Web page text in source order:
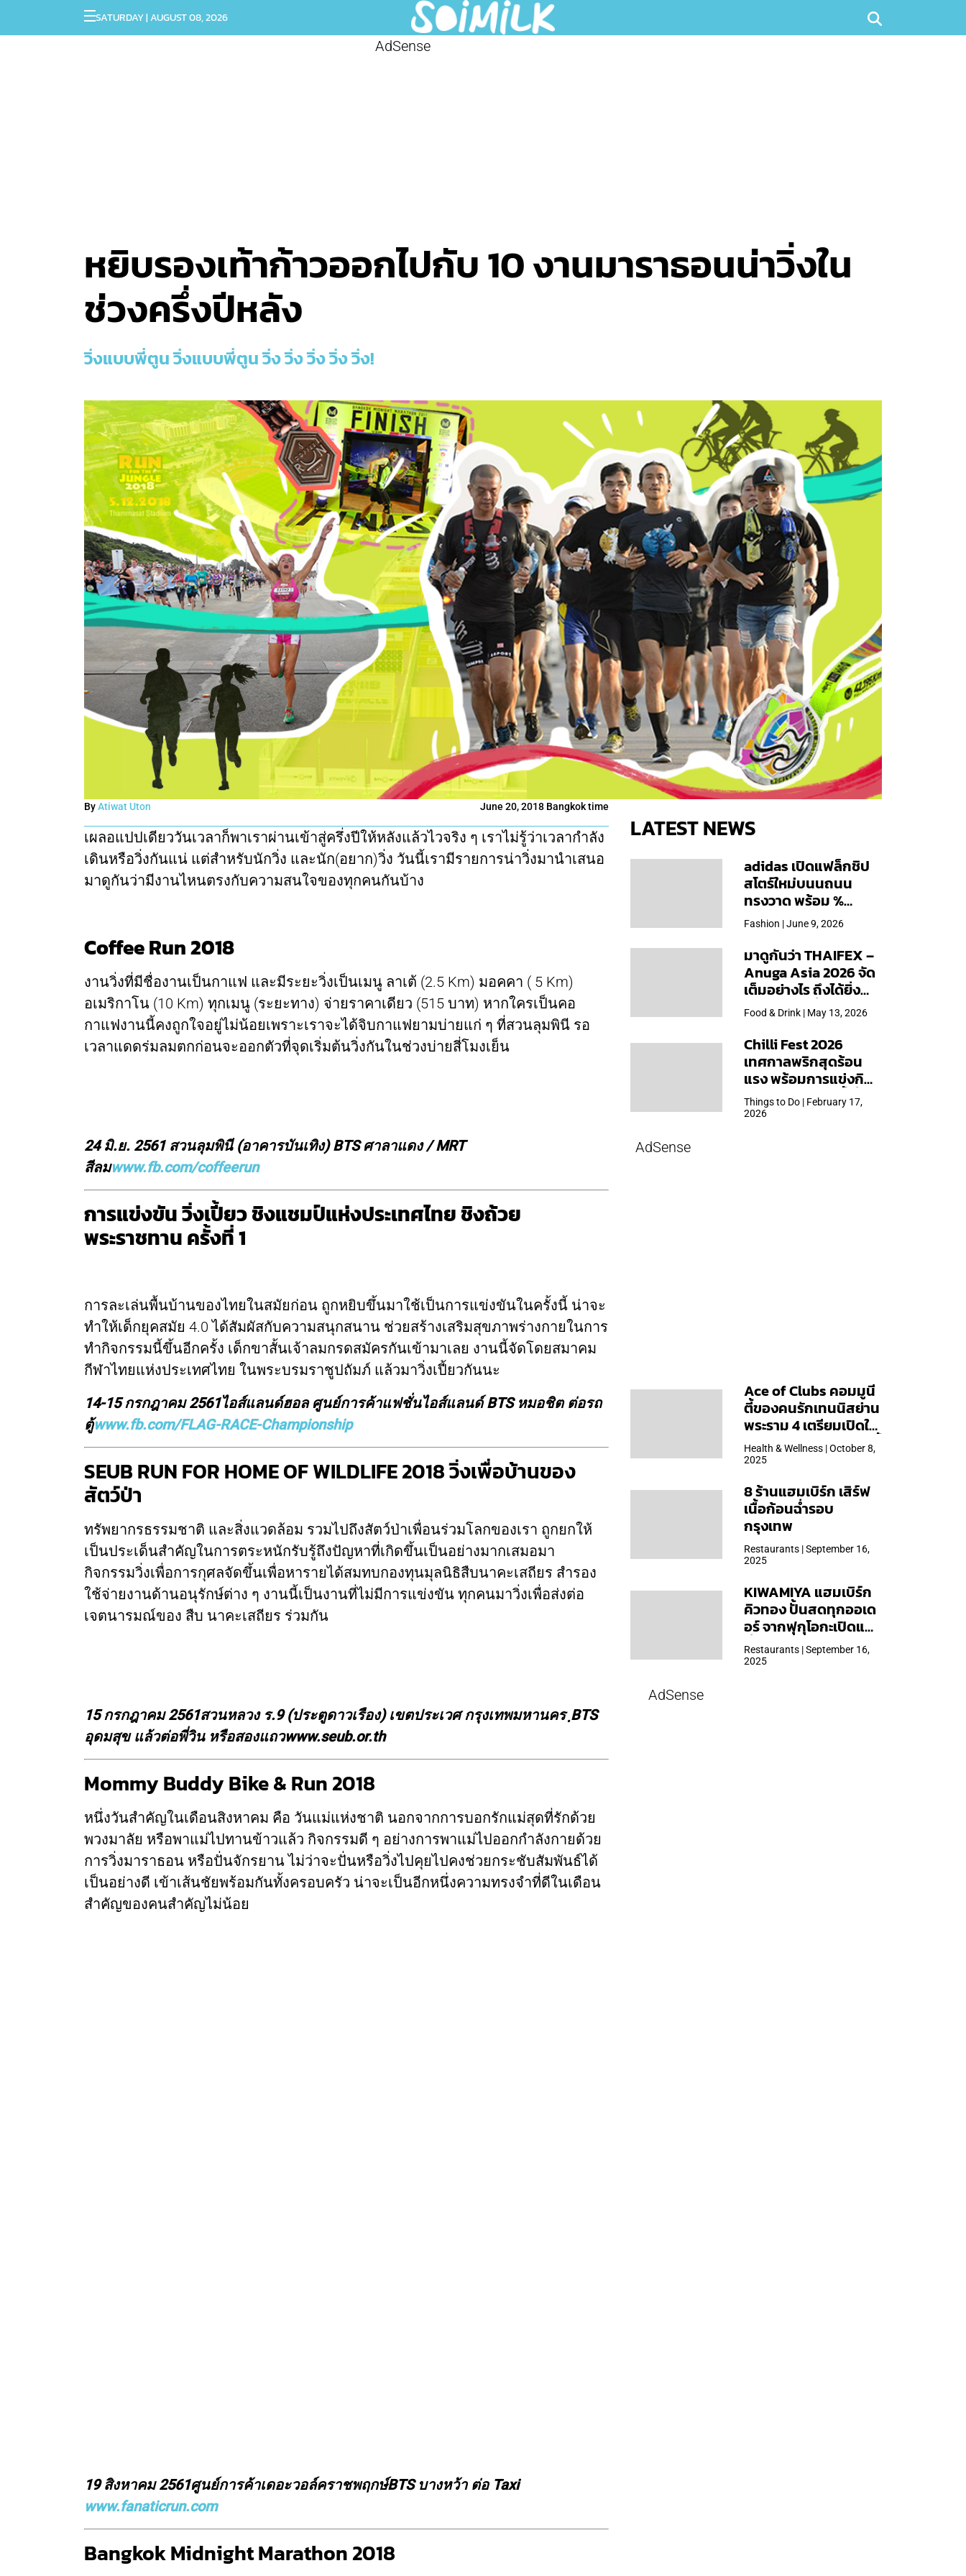
SATURDAY | AUGUST 08, 2026
AdSense
หยิบรองเท้าก้าวออกไปกับ 10 งานมาราธอนน่าวิ่งใน
ช่วงครึ่งปีหลัง
วิ่งแบบพี่ตูน วิ่งแบบพี่ตูน วิ่ง วิ่ง วิ่ง วิ่ง วิ่ง!
ByAtiwat Uton June 20, 2018 Bangkok time
เผลอแปปเดียววันเวลาก็พาเราผ่านเข้าสู่ครึ่งปีให้หลังแล้วไวจริง ๆ เราไม่รู้ว่าเวลากำลัง
เดินหรือวิ่งกันแน่ แต่สำหรับนักวิ่ง และนัก(อยาก)วิ่ง วันนี้เรามีรายการน่าวิ่งมานำเสนอ
มาดูกันว่ามีงานไหนตรงกับความสนใจของทุกคนกันบ้าง
Coffee Run 2018
งานวิ่งที่มีชื่องานเป็นกาแฟ และมีระยะวิ่งเป็นเมนู ลาเต้ (2.5 Km) มอคคา ( 5 Km)
อเมริกาโน (10 Km) ทุกเมนู (ระยะทาง) จ่ายราคาเดียว (515 บาท) หากใครเป็นคอ
กาแฟงานนี้คงถูกใจอยู่ไม่น้อยเพราะเราจะได้จิบกาแฟยามบ่ายแก่ ๆ ที่สวนลุมพินี รอ
เวลาแดดร่มลมตกก่อนจะออกตัวที่จุดเริ่มต้นวิ่งกันในช่วงบ่ายสี่โมงเย็น
24 มิ.ย. 2561 สวนลุมพินี (อาคารบันเทิง) BTS ศาลาแดง / MRT
สีลมwww.fb.com/coffeerun
การแข่งขัน วิ่งเปี้ยว ชิงแชมป์แห่งประเทศไทย ชิงถ้วย
พระราชทาน ครั้งที่ 1
การละเล่นพื้นบ้านของไทยในสมัยก่อน ถูกหยิบขึ้นมาใช้เป็นการแข่งขันในครั้งนี้ น่าจะ
ทำให้เด็กยุคสมัย 4.0 ได้สัมผัสกับความสนุกสนาน ช่วยสร้างเสริมสุขภาพร่างกายในการ
ทำกิจกรรมนี้ขึ้นอีกครั้ง เด็กขาสั้นเจ้าลมกรดสมัครกันเข้ามาเลย งานนี้จัดโดยสมาคม
กีฬาไทยแห่งประเทศไทย ในพระบรมราชูปถัมภ์ แล้วมาวิ่งเปี้ยวกันนะ
14-15 กรกฎาคม 2561ไอส์แลนด์ฮอล ศูนย์การค้าแฟชั่นไอส์แลนด์ BTS หมอชิต ต่อรถ
ตู้www.fb.com/FLAG-RACE-Championship
SEUB RUN FOR HOME OF WILDLIFE 2018 วิ่งเพื่อบ้านของ
สัตว์ป่า
ทรัพยากรธรรมชาติ และสิ่งแวดล้อม รวมไปถึงสัตว์ป่าเพื่อนร่วมโลกของเรา ถูกยกให้
เป็นประเด็นสำคัญในการตระหนักรับรู้ถึงปัญหาที่เกิดขึ้นเป็นอย่างมากเสมอมา
กิจกรรมวิ่งเพื่อการกุศลจัดขึ้นเพื่อหารายได้สมทบกองทุนมุลนิธิสืบนาคะเสถียร สำรอง
ใช้จ่ายงานด้านอนุรักษ์ต่าง ๆ งานนี้เป็นงานที่ไม่มีการแข่งขัน ทุกคนมาวิ่งเพื่อส่งต่อ
เจตนารมณ์ของ สืบ นาคะเสถียร ร่วมกัน
15 กรกฎาคม 2561สวนหลวง ร.9 (ประตูดาวเรือง) เขตประเวศ กรุงเทพมหานคร ฺBTS
อุดมสุข แล้วต่อพี่วิน หรือสองแถวwww.seub.or.th
Mommy Buddy Bike & Run 2018
หนึ่งวันสำคัญในเดือนสิงหาคม คือ วันแม่แห่งชาติ นอกจากการบอกรักแม่สุดที่รักด้วย
พวงมาลัย หรือพาแม่ไปทานข้าวแล้ว กิจกรรมดี ๆ อย่างการพาแม่ไปออกกำลังกายด้วย
การวิ่งมาราธอน หรือปั่นจักรยาน ไม่ว่าจะปั่นหรือวิ่งไปคุยไปคงช่วยกระชับสัมพันธ์ได้
เป็นอย่างดี เข้าเส้นชัยพร้อมกันทั้งครอบครัว น่าจะเป็นอีกหนึ่งความทรงจำที่ดีในเดือน
สำคัญของคนสำคัญไม่น้อย
19 สิงหาคม 2561ศูนย์การค้าเดอะวอล์คราชพฤกษ์BTS บางหว้า ต่อ Taxi
www.fanaticrun.com
Bangkok Midnight Marathon 2018
LATEST NEWS
adidas เปิดแฟล็กชิป
สโตร์ใหม่บนนถนน
ทรงวาด พร้อม %
Arabica และคอลเลก
ชันพิเศษเฉพาะสาขา
Fashion | June 9, 2026
มาดูกันว่า THAIFEX –
Anuga Asia 2026 จัด
เต็มอย่างไร ถึงได้ยิ่ง
ใหญ่สุดเท่าที่เคยจัดมา
Food & Drink | May 13, 2026
Chilli Fest 2026
เทศกาลพริกสุดร้อน
แรง พร้อมการแข่งกิน
พริก จัด 28 มี.ค.นี้ ที่โรง
แรมคิมป์ตัน มาลัยฯ
Things to Do | February 17,
2026
AdSense
Ace of Clubs คอมมูนี
ตี้ของคนรักเทนนิสย่าน
พระราม 4 เตรียมเปิดให้
บริการวันแรก 19 ต.ค. นี้
Health & Wellness | October 8,
2025
8 ร้านแฮมเบิร์ก เสิร์ฟ
เนื้อก้อนฉ่ำรอบ
กรุงเทพ
Restaurants | September 16,
2025
KIWAMIYA แฮมเบิร์ก
คิวทอง ปั้นสดทุกออเด
อร์ จากฟุกุโอกะเปิดแล้ว
ที่ Central Park
Restaurants | September 16,
2025
AdSense